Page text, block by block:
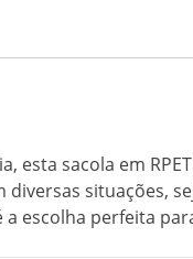
sacola em
situações,
escolha perfeita